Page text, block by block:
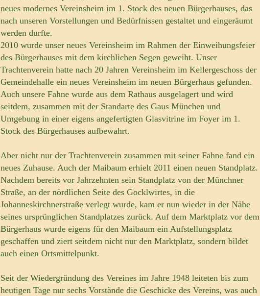
neues modernes Vereinsheim im 1. Stock des neuen Bürgerhauses, das
nach unseren Vorstellungen und Bedürfnissen gestaltet und eingeräumt
werden durfte.
2010 wurde unser neues Vereinsheim im Rahmen der Einweihungsfeier
des Bürgerhauses mit dem kirchlichen Segen geweiht. Unser
Trachtenverein hatte nach 20 Jahren Vereinsheim im Kellergeschoss der
Gemeindehalle ein neues Vereinsheim im neuen Bürgerhaus gefunden.
Auch unsere Fahne wurde aus dem Rathaus ausgelagert und wird
seitdem, zusammen mit der Standarte des Gaus München und
Umgebung in einer eigens angefertigten Glasvitrine im Foyer im 1.
Stock des Bürgerhauses aufbewahrt.
Aber nicht nur der Trachtenverein zusammen mit seiner Fahne fand ein
neues Zuhause. Auch der Maibaum erhielt 2011 einen neuen Standplatz.
Nachdem bereits vor Jahrzehnten sein Standplatz von der Münchner
Straße, an der nördlichen Seite des Gocklwirtes, in die
Johanneskirchnerstraße verlegt wurde, kam er nun wieder in der Nähe
seines ursprünglichen Standplatzes zurück. Auf dem Marktplatz vor dem
Bürgerhaus wurde eigens für den Maibaum ein Aufstellungsplatz
geschaffen und ziert seitdem nicht nur den Marktplatz, sondern bildet
auch einen Ortsmittelpunkt.
Seit der Wiedergründung des Vereines im Jahre 1948 leiteten bis zum
heutigen Tage nur sechs Vorstände die Geschicke des Vereins, was auch